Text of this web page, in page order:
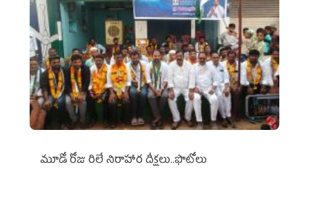
మూడో రోజు రిలే నిరాహార దీక్షలు..ఫొటోలు